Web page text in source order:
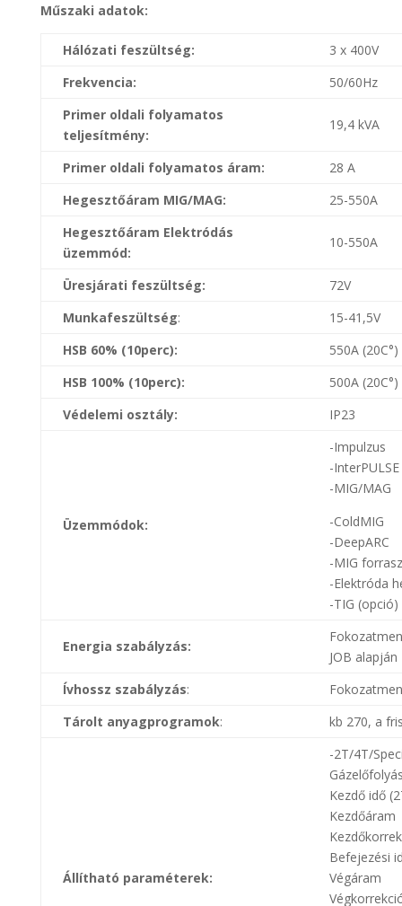
Műszaki adatok:
Hálózati feszültség:
3 x 400V
Frekvencia:
50/60Hz
Primer oldali folyamatos
teljesítmény:
19,4 kVA
Primer oldali folyamatos áram:
28 A
Hegesztőáram MIG/MAG:
25-550A
Hegesztőáram Elektródás
üzemmód:
10-550A
Üresjárati feszültség:
72V
Munkafeszültség:
15-41,5V
HSB 60% (10perc):
550A (20C°)
HSB 100% (10perc):
500A (20C°)
Védelemi osztály:
IP23
Üzemmódok:
-Impulzus
-InterPULSE
-MIG/MAG
-ColdMIG
-DeepARC
-MIG
-Elektróda
-TIG (opció)
Energia szabályzás:
JOB alapján
Ívhossz szabályzás:
Tárolt anyagprogramok: kb 270, a
Állítható paraméterek:
-2T/4T/
Kezdő idő
Kezdőáram
Befejezési
Végáram